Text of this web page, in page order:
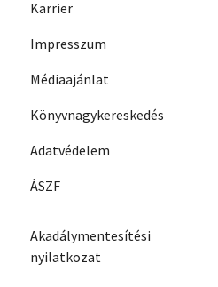
Karrier
Impresszum
Médiaajánlat
Könyvnagykereskedés
Adatvédelem
ÁSZF
Akadálymentesítési
nyilatkozat